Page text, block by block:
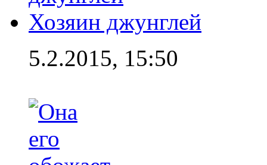
Хозяин джунглей
5.2.2015, 15:50